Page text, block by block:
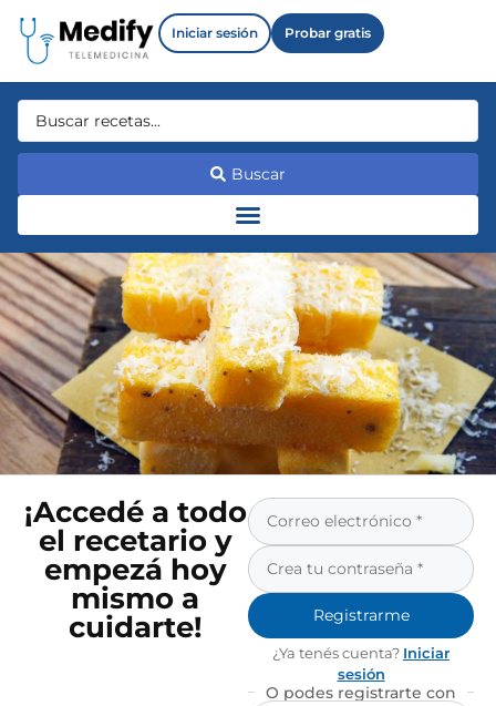
Iniciar sesión Probar gratis
Buscar
¡Accedé a todo
el recetario y
empezá hoy
mismo a
cuidarte!
Registrarme
¿Ya tenés cuenta? Iniciar
sesión
O podes registrarte con